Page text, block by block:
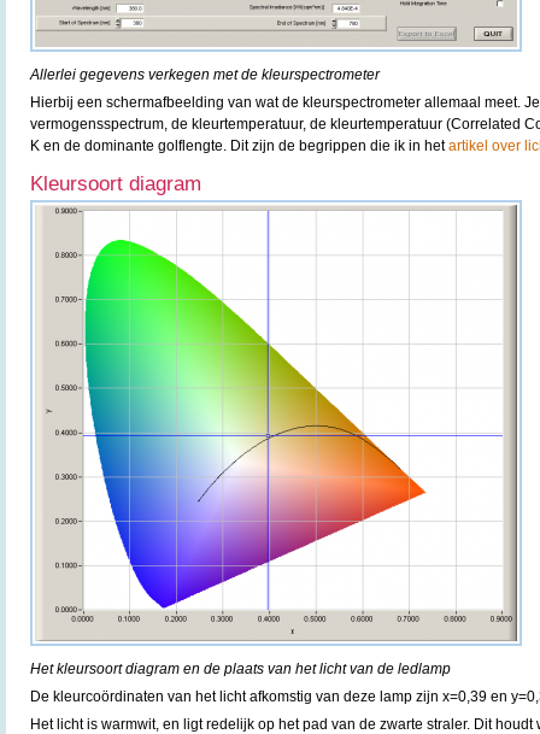
Allerlei gegevens verkegen met de kleurspectrometer
Hierbij een schermafbeelding van wat de kleurspectrometer allemaal meet.
vermogensspectrum, de kleurtemperatuur, de kleurtemperatuur (Correlated
K en de dominante golflengte. Dit zijn de begrippen die ik in hetartikel over
Kleursoort diagram
Het kleursoort diagram en de plaats van het licht van de ledlamp
De kleurcoördinaten van het licht afkomstig van deze lamp zijn x=0,39 en
Het licht is warmwit, en ligt redelijk op het pad van de zwarte straler. Dit houdt